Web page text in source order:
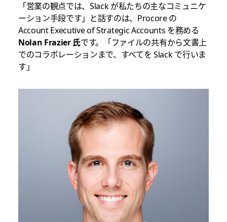
「営業の観点では、Slack が私たちの主なコミュニケ
ーション手段です」と話すのは、Procore の
Account Executive of Strategic Accounts を務める
Nolan Frazier 氏です。「ファイルの共有から文書上
でのコラボレーションまで、すべてを Slack で行いま
す」